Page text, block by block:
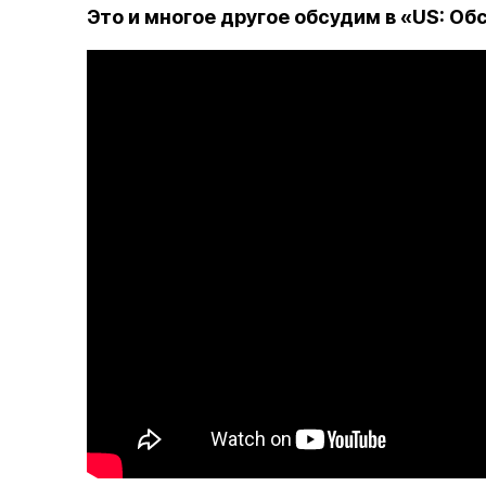
Это и многое другое обсудим в «US: